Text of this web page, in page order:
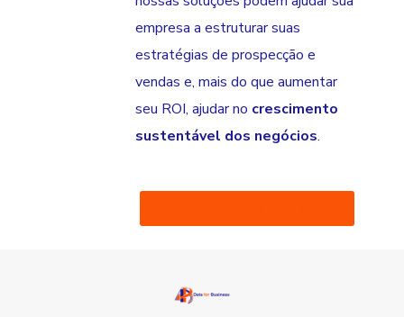
empresa a estruturar suas
estratégias de prospecção e
vendas e, mais do que aumentar
seu ROI, ajudar no crescimento
sustentável dos negócios.